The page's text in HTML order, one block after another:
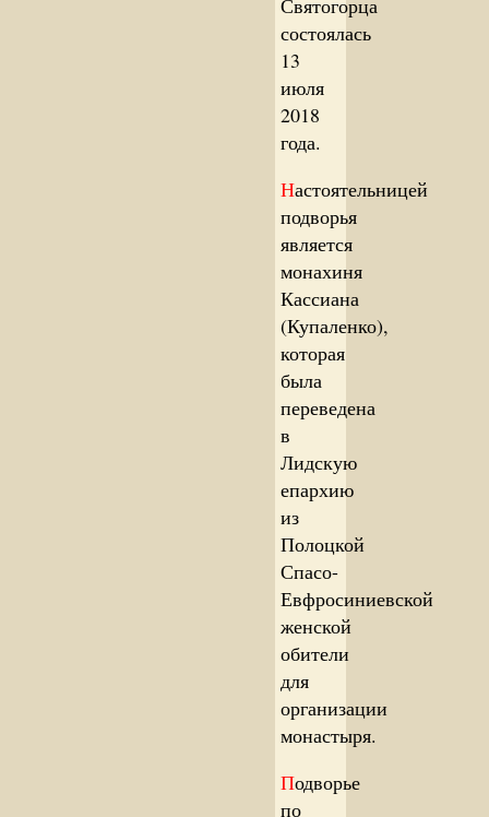
состоялась
13
июля
2018
года.
Настоятельницей
подворья
является
монахиня
Кассиана
(Купаленко),
которая
была
переведена
в
Лидскую
епархию
из
Полоцкой
Спасо-
Евфросиниевской
женской
обители
для
организации
монастыря.
Подворье
по